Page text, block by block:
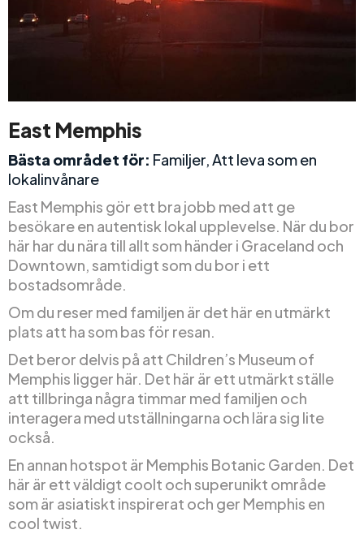
East Memphis
Bästa området för: Familjer, Att leva som en
lokalinvånare
East Memphis gör ett bra jobb med att ge
besökare en autentisk lokal upplevelse. När du bor
här har du nära till allt som händer i Graceland och
Downtown, samtidigt som du bor i ett
bostadsområde.
Om du reser med familjen är det här en utmärkt
plats att ha som bas för resan.
Det beror delvis på att Children’s Museum of
Memphis ligger här. Det här är ett utmärkt ställe
att tillbringa några timmar med familjen och
interagera med utställningarna och lära sig lite
också.
En annan hotspot är Memphis Botanic Garden. Det
här är ett väldigt coolt och superunikt område
som är asiatiskt inspirerat och ger Memphis en
cool twist.